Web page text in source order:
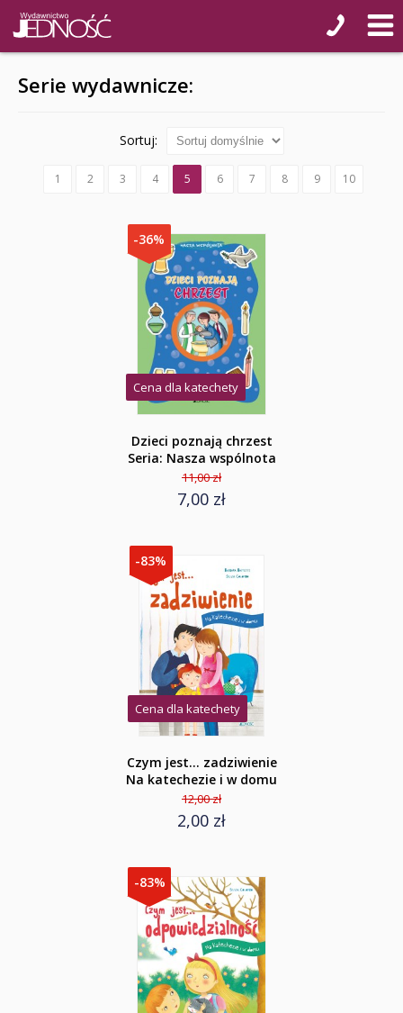
Serie wydawnicze:
Sortuj:
1 2 3 4 5 6 7 8 9 10
-36%
Cena dla katechety
Dzieci poznają chrzest
Seria: Nasza wspólnota
11,00 zł
7,00 zł
-83%
Cena dla katechety
Czym jest... zadziwienie
Na katechezie i w domu
12,00 zł
2,00 zł
-83%